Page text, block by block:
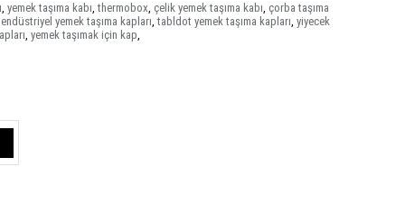
, yemek taşıma kabı, thermobox, çelik yemek taşıma kabı, çorba taşıma
endüstriyel yemek taşıma kapları, tabldot yemek taşıma kapları, yiyecek
, yemek taşımak için kap,